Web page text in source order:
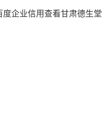
企业信用查看甘肃德生堂